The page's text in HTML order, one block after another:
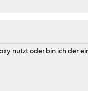
nutzt oder bin ich der